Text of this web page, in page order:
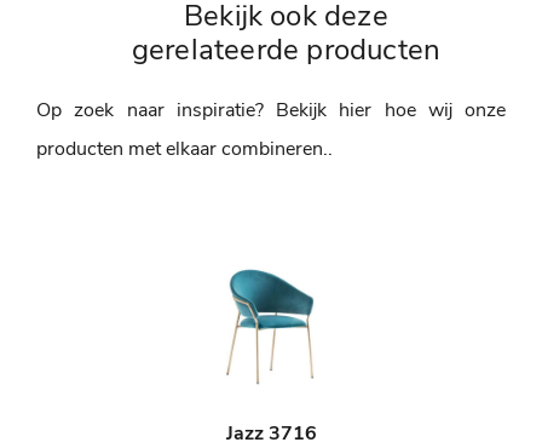
Bekijk ook deze
gerelateerde producten
Op zoek naar inspiratie? Bekijk hier hoe wij onze
producten met elkaar combineren..
Jazz 3716